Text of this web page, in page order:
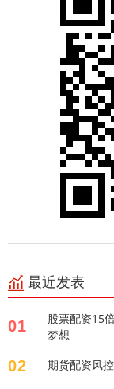
最近发表
01
股票配资15
梦想
02 期货配资风